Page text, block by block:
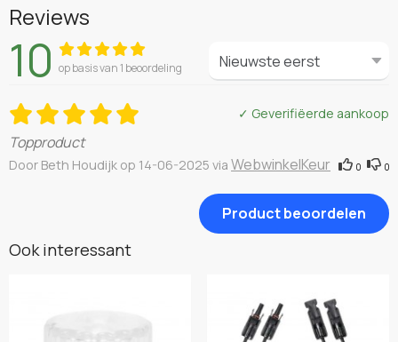
Reviews
10 op basis van 1 beoordeling
✓ Geverifiëerde aankoop
Topproduct
Door Beth Houdijk op 14-06-2025 via WebwinkelKeur 0 0
Product beoordelen
Ook interessant